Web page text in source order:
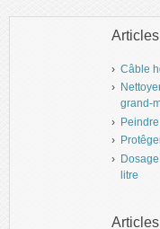
Câble
grand-
litre